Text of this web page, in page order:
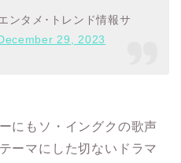
タメ･トレンド情報サ
29, 2023
にもソ・イングクの歌声
ーマにした切ないドラマ